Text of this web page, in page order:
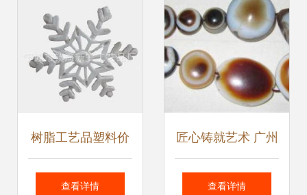
树脂工艺品塑料价
格与批发趋势 厂家
查看详情
匠心铸就艺术 广州
市白云区晖龙五金
查看详情